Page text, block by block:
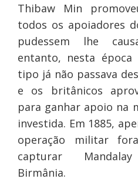
Thibaw Min
todos os apoiadores
pudessem lhe
entanto, nesta época
tipo já não passava
e os britânicos
para ganhar apoio na
investida. Em 1885,
operação militar
capturar
Birmânia.